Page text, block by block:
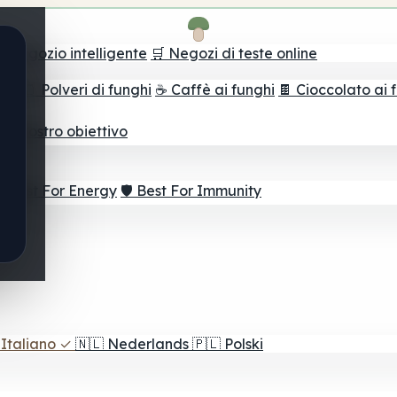
il negozio intelligente 🛒 Negozi di teste online
🫙 Polveri di funghi ☕ Caffè ai funghi 🍫 Cioccolato ai
il vostro obiettivo
⚡ Best For Energy 🛡️ Best For Immunity
Italiano ✓ 🇳🇱 Nederlands 🇵🇱 Polski